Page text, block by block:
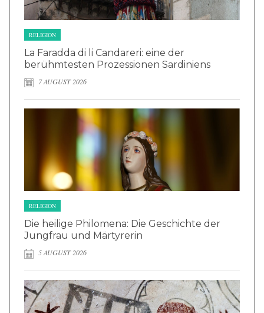
RELIGION
La Faradda di li Candareri: eine der
berühmtesten Prozessionen Sardiniens
7 AUGUST 2026
RELIGION
Die heilige Philomena: Die Geschichte der
Jungfrau und Märtyrerin
5 AUGUST 2026